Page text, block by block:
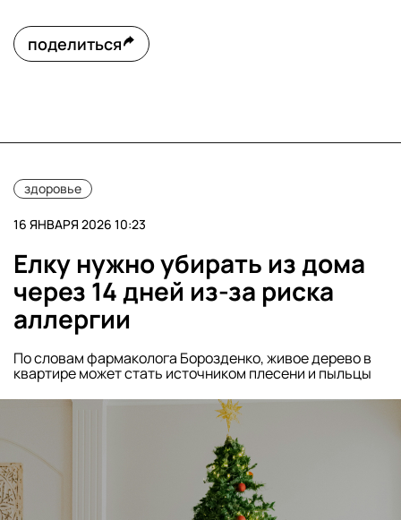
поделиться
здоровье
16 ЯНВАРЯ 2026 10:23
Елку нужно убирать из дома
через 14 дней из-за риска
аллергии
По словам фармаколога Борозденко, живое дерево в
квартире может стать источником плесени и пыльцы